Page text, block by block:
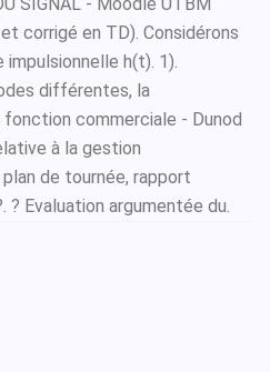
corrigé en TD). Considérons
h(t). 1).
différentes, la
commerciale - Dunod
à la gestion
de tournée, rapport
Evaluation argumentée du.